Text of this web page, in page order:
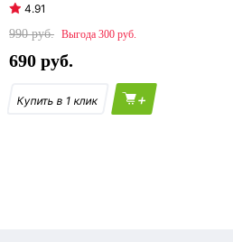
4.91
990
300
690
+